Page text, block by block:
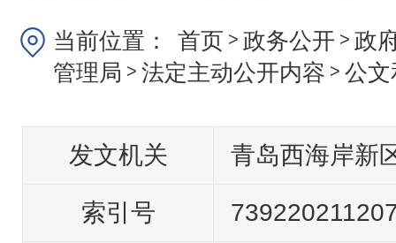
当前位置： 首页 > 政务公开 > 政
管理局 > 法定主动公开内容 > 公
发文机关 青岛西海岸新
索引号